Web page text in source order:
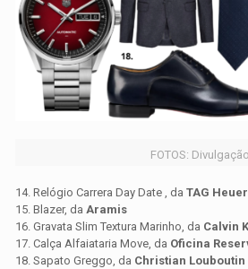
FOTOS: Divulgação
14. Relógio Carrera Day Date , daTAG Heuer
15. Blazer, da Aramis
16. Gravata Slim Textura Marinho, da Calvin
17. Calça Alfaiataria Move, da Oficina
18. Sapato Greggo, da Christian Louboutin